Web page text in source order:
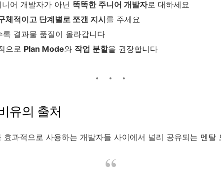
어 개발자가 아닌 똑똑한 주니어 개발자로 대하세요
체적이고 단계별로 쪼갠 지시를 주세요
결과물 품질이 올라갑니다
으로 Plan Mode와 작업 분할을 권장합니다
유의 출처
과적으로 사용하는 개발자들 사이에서 널리 공유되는 멘탈